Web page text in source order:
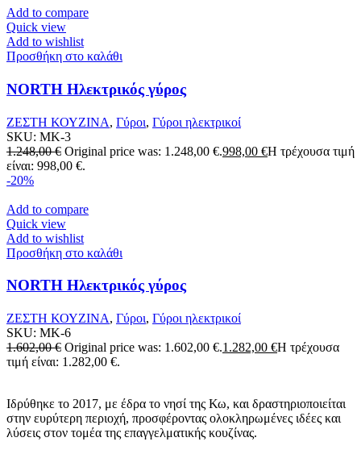
Add to compare
Quick view
Add to wishlist
Προσθήκη στο καλάθι
NORTH Ηλεκτρικός γύρος
ΖΕΣΤΗ ΚΟΥΖΙΝΑ, Γύροι, Γύροι ηλεκτρικοί
SKU: MK-3
1.248,00€ Original price was: 1.248,00 €.998,00 €Η τρέχουσα τιμή
είναι: 998,00 €.
-20%
Add to compare
Quick view
Add to wishlist
Προσθήκη στο καλάθι
NORTH Ηλεκτρικός γύρος
ΖΕΣΤΗ ΚΟΥΖΙΝΑ, Γύροι, Γύροι ηλεκτρικοί
SKU: MK-6
1.602,00€ Original price was: 1.602,00 €.1.282,00 €Η τρέχουσα
τιμή είναι: 1.282,00 €.
Ιδρύθηκε το 2017, με έδρα το νησί της Κω, και δραστηριοποιείται
στην ευρύτερη περιοχή, προσφέροντας ολοκληρωμένες ιδέες και
λύσεις στον τομέα της επαγγελματικής κουζίνας.